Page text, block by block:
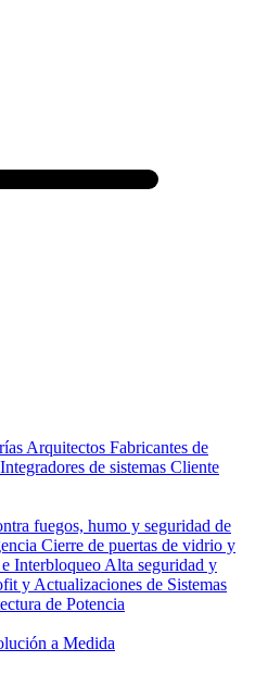
Arquitectos Fabricantes de
Integradores de sistemas Cliente
fuegos, humo y seguridad de
Cierre de puertas de vidrio y
Interbloqueo Alta seguridad y
y Actualizaciones de Sistemas
de Potencia
a Medida